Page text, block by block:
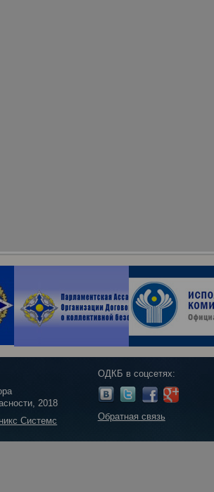
2018
Системс
ОДКБ в соцсетях:
Обратная связь